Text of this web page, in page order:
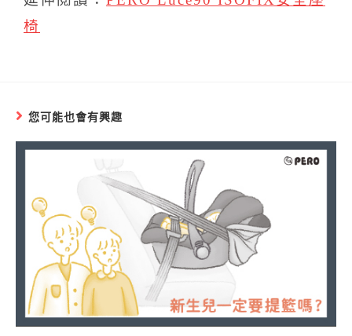
椅
您可能也會有興趣